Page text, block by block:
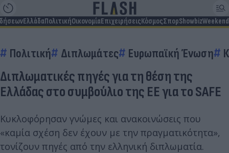
ΕλλάδαΠολιτικήΟικονομίαΕπιχειρήσειςΚόσμοςΣπορShowbizWeekend
Πολιτική Διπλωμάτες Ευρωπαϊκή Ένωση
Διπλωματικές πηγές για τη θέση της
Ελλάδας στο συμβούλιο της ΕΕ για το SAFE
Κυκλοφόρησαν γνώμες και ανακοινώσεις που
«καμία σχέση δεν έχουν με την πραγματικότητα»,
τονίζουν πηγές από την ελληνική διπλωματία.